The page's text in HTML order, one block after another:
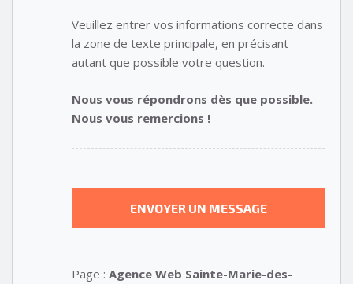
Veuillez entrer vos informations correcte dans
la zone de texte principale, en précisant
autant que possible votre question.
Nous vous répondrons dès que possible.
Nous vous remercions !
Page : Agence Web Sainte-Marie-des-